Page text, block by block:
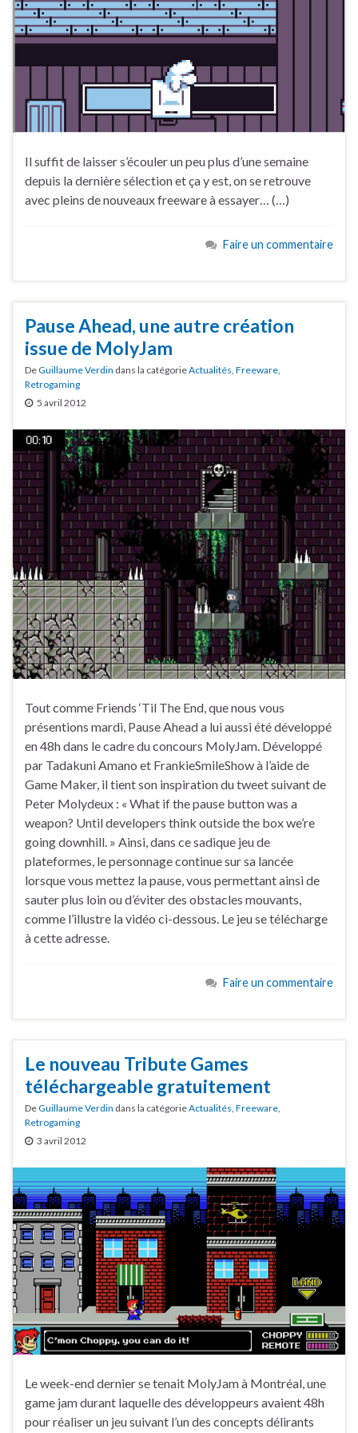
Il suffit de laisser s’écouler un peu plus d’une semaine
depuis la dernière sélection et ça y est, on se retrouve
avec pleins de nouveaux freeware à essayer… (…)
Faire un commentaire
Pause Ahead, une autre création
issue de MolyJam
DeGuillaume Verdin dans la catégorieActualités Freeware
Retrogaming
5 avril 2012
Tout comme Friends ‘Til The End, que nous vous
présentions mardi, Pause Ahead a lui aussi été développé
en 48h dans le cadre du concours MolyJam. Développé
par Tadakuni Amano et FrankieSmileShow à l’aide de
Game Maker, il tient son inspiration du tweet suivant de
Peter Molydeux : « What if the pause button was a
weapon? Until developers think outside the box we’re
going downhill. » Ainsi, dans ce sadique jeu de
plateformes, le personnage continue sur sa lancée
lorsque vous mettez la pause, vous permettant ainsi de
sauter plus loin ou d’éviter des obstacles mouvants,
comme l’illustre la vidéo ci-dessous. Le jeu se télécharge
à cette adresse.
Faire un commentaire
Le nouveau Tribute Games
téléchargeable gratuitement
DeGuillaume Verdin dans la catégorieActualités Freeware
Retrogaming
3 avril 2012
Le week-end dernier se tenait MolyJam à Montréal, une
game jam durant laquelle des développeurs avaient 48h
pour réaliser un jeu suivant l’un des concepts délirants